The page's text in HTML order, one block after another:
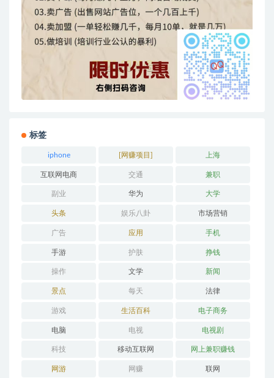
标签
iphone [网赚项目] 上海
互联网电商 交通 兼职
副业 华为 大学
头条 娱乐八卦 市场营销
广告 应用 手机
手游 护肤 挣钱
操作 文学 新闻
景点 每天 法律
游戏 生活百科 电子商务
电脑 电视 电视剧
科技 移动互联网 网上兼职赚钱
网游 网赚 联网